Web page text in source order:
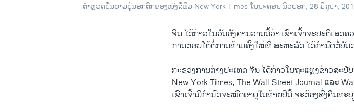
ຕຳຫຼວດຢືນຍາມຢູ່ນອກຕຶກຂອງໜັງສືພິມ New York Times ໃນນະຄອນ ນິວຢອກ, 28 ມິຖຸນາ,
ຈີນ ໄດ້ກ່າວໃນວັນອັງຄານວານນີ້ວ່າ ເຂົາເຈົ້າຈະປະຕິເສ
ການຕອບໂຕ້ຕໍ່ການຫ້າມຄັ້ງໃໝ່ທີ່ ສະຫະລັດ ໄດ້ກຳນົດຕໍ່ບັ
ກະຊວງການຕ່າງປະເທດ ຈີນ ໄດ້ກ່າວໃນຖະແຫຼງຂ່າວສະ
New York Times, The Wall Street Journal ແລະ
ເຂົາເຈົ້າມີກຳນົດຈະໝົດອາຍຸໃນທ້າຍປີນີ້ ຈະຕ້ອງສົ່ງຄືນທະ